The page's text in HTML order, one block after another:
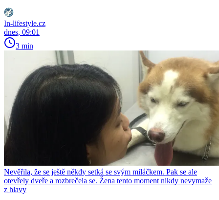
In-lifestyle.cz
dnes, 09:01
3 min
Nevěřila, že se ještě někdy setká se svým miláčkem. Pak se ale
otevřely dveře a rozbrečela se. Žena tento moment nikdy nevymaže
z hlavy